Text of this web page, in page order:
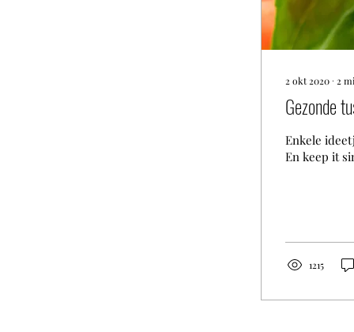
2 okt 2020 ∙ 2
Gezonde
Enkele
En keep it
1215